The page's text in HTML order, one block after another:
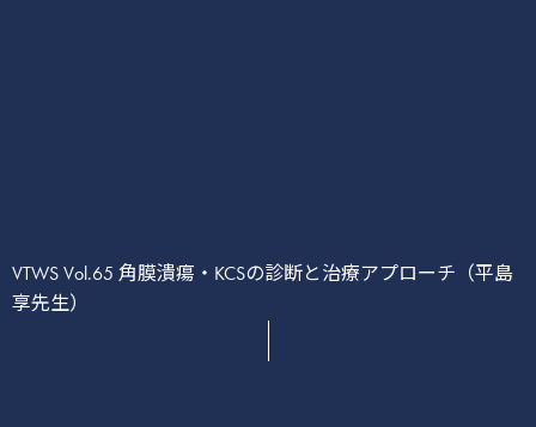
VTWS Vol.65 角膜潰瘍・KCSの診断と治療アプローチ（平島
享先生）